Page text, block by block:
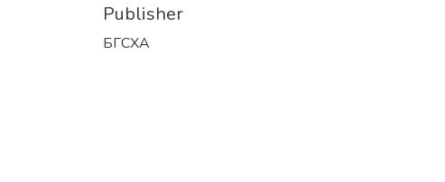
Publisher
БГСХА